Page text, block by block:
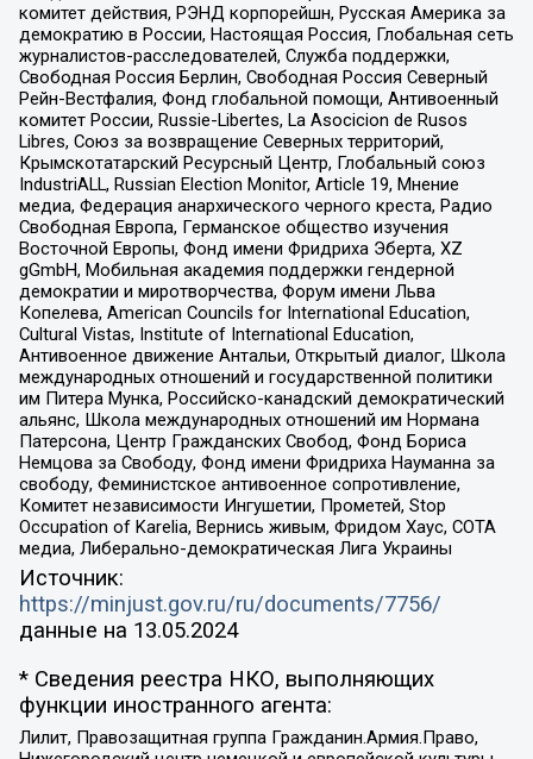
комитет действия, РЭНД корпорейшн, Русская Америка за
демократию в России, Настоящая Россия, Глобальная сеть
журналистов-расследователей, Служба поддержки,
Свободная Россия Берлин, Свободная Россия Северный
Рейн-Вестфалия, Фонд глобальной помощи, Антивоенный
комитет России, Russie-Libertes, La Asocicion de Rusos
Libres, Союз за возвращение Северных территорий,
Крымскотатарский Ресурсный Центр, Глобальный союз
IndustriALL, Russian Election Monitor, Article 19, Мнение
медиа, Федерация анархического черного креста, Радио
Свободная Европа, Германское общество изучения
Восточной Европы, Фонд имени Фридриха Эберта, XZ
gGmbH, Мобильная академия поддержки гендерной
демократии и миротворчества, Форум имени Льва
Копелева, American Councils for International Education,
Cultural Vistas, Institute of International Education,
Антивоенное движение Антальи, Открытый диалог, Школа
международных отношений и государственной политики
им Питера Мунка, Российско-канадский демократический
альянс, Школа международных отношений им Нормана
Патерсона, Центр Гражданских Свобод, Фонд Бориса
Немцова за Свободу, Фонд имени Фридриха Науманна за
свободу, Феминистское антивоенное сопротивление,
Комитет независимости Ингушетии, Прометей, Stop
Occupation of Karelia, Вернись живым, Фридом Хаус, СОТА
медиа, Либерально-демократическая Лига Украины
Источник:
https://minjust.gov.ru/ru/documents/7756/
данные на 13.05.2024
* Сведения реестра НКО, выполняющих
функции иностранного агента:
Лилит, Правозащитная группа Гражданин.Армия.Право,